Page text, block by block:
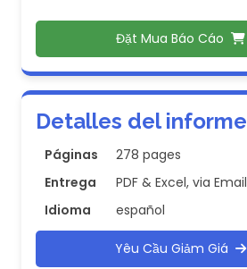
Đặt Mua Báo Cáo
Detalles del informe
Páginas
278 pages
Entrega
PDF & Excel, via Email
Idioma
español
Yêu Cầu Giảm Giá